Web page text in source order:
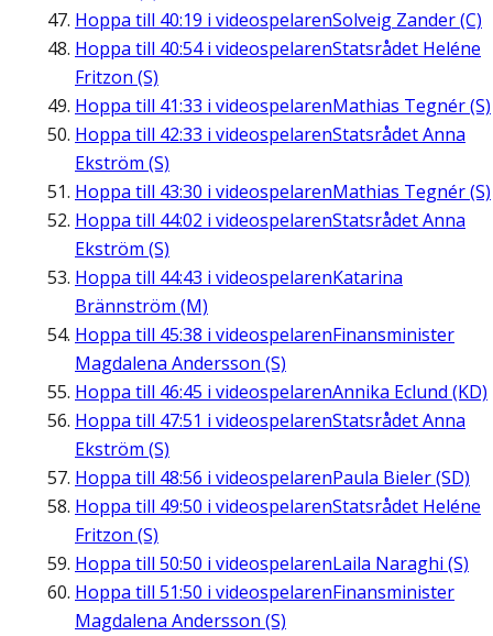
Hoppa till 40:19 i videospelarenSolveig Zander (C)
Hoppa till 40:54i videospelarenStatsrådet Heléne
Fritzon (S)
Hoppa till 41:33 i videospelarenMathias Tegnér (S)
Hoppa till 42:33 i videospelarenStatsrådet Anna
Ekström (S)
Hoppa till 43:30 i videospelarenMathias Tegnér (S)
Hoppa till 44:02 i videospelarenStatsrådet Anna
Ekström (S)
Hoppa till 44:43 i videospelarenKatarina
Brännström (M)
Hoppa till 45:38 i videospelarenFinansminister
Magdalena Andersson (S)
Hoppa till 46:45 i videospelarenAnnika Eclund (KD)
Hoppa till 47:51 i videospelarenStatsrådet Anna
Ekström (S)
Hoppa till 48:56 i videospelarenPaula Bieler (SD)
Hoppa till 49:50 i videospelarenStatsrådet Heléne
Fritzon (S)
Hoppa till 50:50 i videospelarenLaila Naraghi (S)
Hoppa till 51:50 i videospelarenFinansminister
Magdalena Andersson (S)